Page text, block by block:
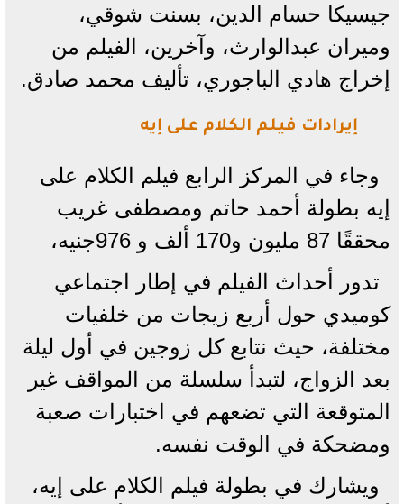
جيسيكا حسام الدين، بسنت شوقي،
وميران عبدالوارث، وآخرين، الفيلم من
إخراج هادي الباجوري، تأليف محمد صادق.
إيرادات فيلم الكلام على إيه
وجاء في المركز الرابع فيلم الكلام على
إيه بطولة أحمد حاتم ومصطفى غريب
محققًا 87 مليون و170 ألف و 976جنيه،
تدور أحداث الفيلم في إطار اجتماعي
كوميدي حول أربع زيجات من خلفيات
مختلفة، حيث نتابع كل زوجين في أول ليلة
بعد الزواج، لتبدأ سلسلة من المواقف غير
المتوقعة التي تضعهم في اختبارات صعبة
ومضحكة في الوقت نفسه.
ويشارك في بطولة فيلم الكلام على إيه،